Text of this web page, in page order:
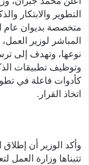
e
b
o
o
k
er
s
A
p
p
ar
e
التطوير والابتكار
متخصصة بديوان عام
المباشر لوزير
نوعها، وتهدف إلى
وتوظيف تطبيقات
كأدوات فاعلة في
اتخاذ القرار.
وأكد الوزير أن
تتبناها وزارة العمل